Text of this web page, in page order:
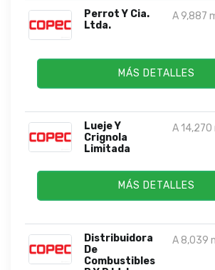
Perrot Y Cia.
Ltda.
A 9,887
MÁS DETALLES
Lueje Y
Crignola
Limitada
A
MÁS DETALLES
Distribuidora
De
Combustibles
A 8,039